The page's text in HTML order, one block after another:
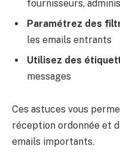
fournisseurs,
Paramétrez des
les emails entrants
Utilisez des
messages
Ces astuces vous
réception ordonnée et
emails importants.